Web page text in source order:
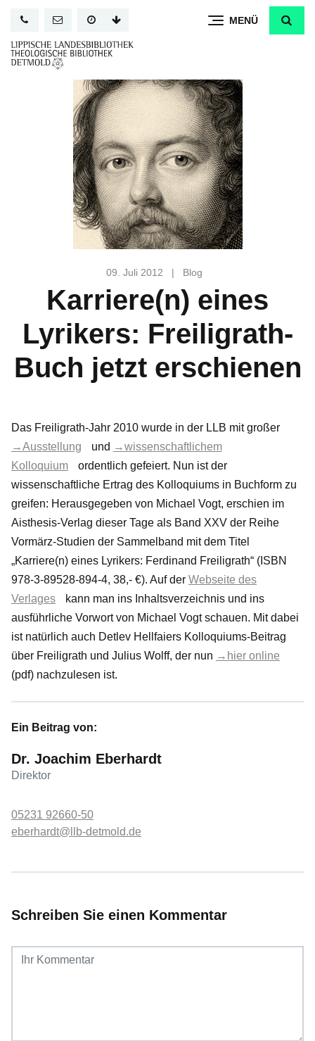
Inhalt
MENÜ
09. Juli 2012 | Blog
Karriere(n) eines
Lyrikers: Freiligrath-
Buch jetzt erschienen
Das Freiligrath-Jahr 2010 wurde in der LLB mit großer
→Ausstellung
und →wissenschaftlichem
Kolloquium
ordentlich gefeiert. Nun ist der
wissenschaftliche Ertrag des Kolloquiums in Buchform zu
greifen: Herausgegeben von Michael Vogt, erschien im
Aisthesis-Verlag dieser Tage als Band XXV der Reihe
Vormärz-Studien der Sammelband mit dem Titel
„Karriere(n) eines Lyrikers: Ferdinand Freiligrath“ (ISBN
978-3-89528-894-4, 38,- €). Auf der Webseite des
Verlages
kann man ins Inhaltsverzeichnis und ins
ausführliche Vorwort von Michael Vogt schauen. Mit dabei
ist natürlich auch Detlev Hellfaiers Kolloquiums-Beitrag
über Freiligrath und Julius Wolff, der nun →hier online
(pdf) nachzulesen ist.
Ein Beitrag von:
Dr. Joachim Eberhardt
Direktor
05231 92660-50
eberhardt@llb-detmold.de
Schreiben Sie einen Kommentar